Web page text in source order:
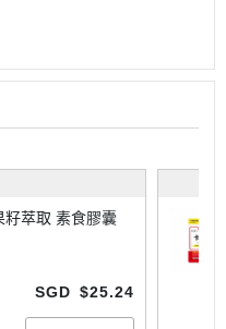
籽萃取 素食膠囊
SGD $25.24